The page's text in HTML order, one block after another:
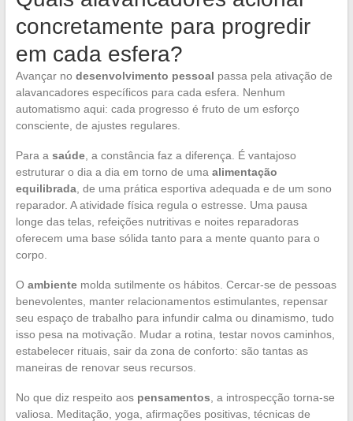
concretamente para progredir
em cada esfera?
Avançar no desenvolvimento pessoal passa pela ativação de
alavancadores específicos para cada esfera. Nenhum
automatismo aqui: cada progresso é fruto de um esforço
consciente, de ajustes regulares.
Para a saúde, a constância faz a diferença. É vantajoso
estruturar o dia a dia em torno de uma alimentação
equilibrada, de uma prática esportiva adequada e de um sono
reparador. A atividade física regula o estresse. Uma pausa
longe das telas, refeições nutritivas e noites reparadoras
oferecem uma base sólida tanto para a mente quanto para o
corpo.
O ambientemolda sutilmente os hábitos. Cercar-se de pessoas
benevolentes, manter relacionamentos estimulantes, repensar
seu espaço de trabalho para infundir calma ou dinamismo, tudo
isso pesa na motivação. Mudar a rotina, testar novos caminhos,
estabelecer rituais, sair da zona de conforto: são tantas as
maneiras de renovar seus recursos.
No que diz respeito aos pensamentos , a introspecção torna-se
valiosa. Meditação, yoga, afirmações positivas, técnicas de